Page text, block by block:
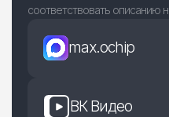
соответствовать описанию
max.ochip
ВК Видео